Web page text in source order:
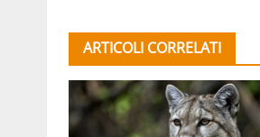
ARTICOLI CORRELATI